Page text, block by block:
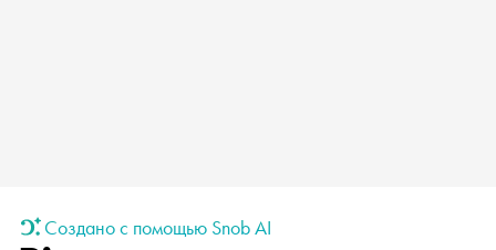
Создано с помощью Snob AI